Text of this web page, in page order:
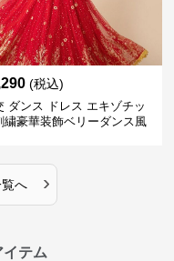
(税込)
ダンス ドレス エキゾチッ
繍豪華装飾ベリーダンス風
へ ›
テム